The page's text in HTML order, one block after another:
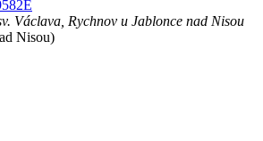
Václava, Rychnov u Jablonce nad Nisou
Nisou)